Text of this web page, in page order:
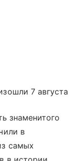
7 августа
знаменитого
в
самых